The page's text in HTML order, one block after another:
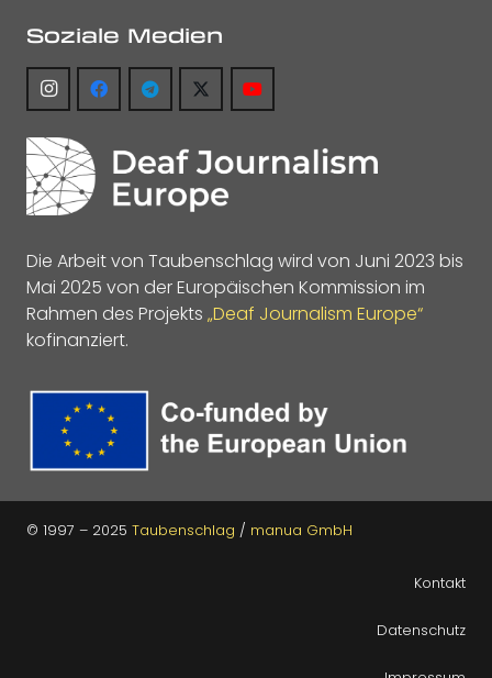
Soziale Medien
Die Arbeit von Taubenschlag wird von Juni 2023 bis
Mai 2025 von der Europäischen Kommission im
Rahmen des Projekts „Deaf Journalism Europe“
kofinanziert.
© 1997 – 2025 Taubenschlag / manua GmbH
Kontakt
Datenschutz